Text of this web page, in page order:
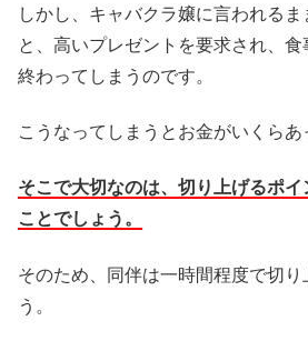
しかし、キャバクラ嬢に言われる
と、高いプレゼントを要求され、
終わってしまうのです。
こうなってしまうとお金がいくらあ
そこで大切なのは、切り上げるポイ
ことでしょう。
そのため、同伴は一時間程度で切り
う。